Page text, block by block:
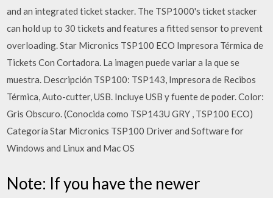
and an integrated ticket stacker. The TSP1000's ticket stacker
can hold up to 30 tickets and features a fitted sensor to prevent
overloading. Star Micronics TSP100 ECO Impresora Térmica de
Tickets Con Cortadora. La imagen puede variar a la que se
muestra. Descripción TSP100: TSP143, Impresora de Recibos
Térmica, Auto-cutter, USB. Incluye USB y fuente de poder. Color:
Gris Obscuro. (Conocida como TSP143U GRY , TSP100 ECO)
Categoría Star Micronics TSP100 Driver and Software for
Windows and Linux and Mac OS
Note: If you have the newer